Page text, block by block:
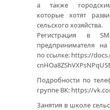
а также
которые хотят
сельского хозяйства.
Регистрация в
предпринимателя
по ссылке: https://
Подробности по
группе ВК: https://
Занятия в школе